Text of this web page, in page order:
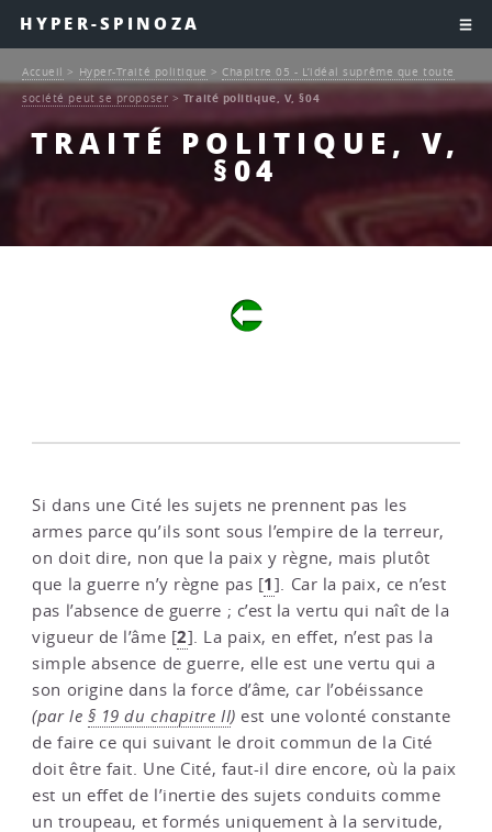
HYPER-SPINOZA
TRAITÉ POLITIQUE, V,
§04
Accueil > Hyper-Traité politique > Chapitre 05 - L’idéal suprême que toute
société peut se proposer > Traité politique, V, §04
Si dans une Cité les sujets ne prennent pas les
armes parce qu’ils sont sous l’empire de la terreur,
on doit dire, non que la paix y règne, mais plutôt
que la guerre n’y règne pas [1]. Car la paix, ce n’est
pas l’absence de guerre ; c’est la vertu qui naît de la
vigueur de l’âme [2]. La paix, en effet, n’est pas la
simple absence de guerre, elle est une vertu qui a
son origine dans la force d’âme, car l’obéissance
(par le § 19 du chapitre II) est une volonté constante
de faire ce qui suivant le droit commun de la Cité
doit être fait. Une Cité, faut-il dire encore, où la paix
est un effet de l’inertie des sujets conduits comme
un troupeau, et formés uniquement à la servitude,